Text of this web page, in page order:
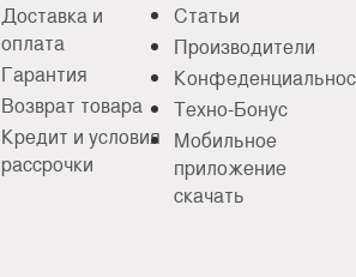
Доставка и
оплата
Гарантия
Возврат товара
Кредит и условия
рассрочки
Статьи
Производители
Техно-Бонус
Мобильное
приложение
скачать